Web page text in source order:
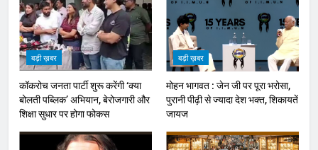
बड़ी ख़बर
कॉकरोच जनता पार्टी शुरू करेंगी ‘क्या
बोलती पब्लिक’ अभियान, बेरोजगारी और
शिक्षा सुधार पर होगा फोकस
बड़ी ख़बर
मोहन भागवत : जेन जी पर पूरा भरोसा,
पुरानी पीढ़ी से ज्यादा देश भक्त, शिकायतें
जायज